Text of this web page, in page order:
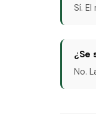
Sí.
¿Se
No.